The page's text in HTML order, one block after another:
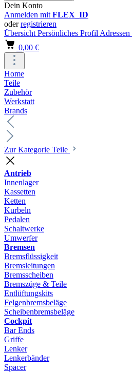
Dein Konto
Anmelden mit FLEX_ID
oderregistrieren
Übersicht Persönliches Profil Adressen
0,00 €
Home
Teile
Zubehör
Werkstatt
Brands
Zur Kategorie Teile
Antrieb
Innenlager
Kassetten
Ketten
Kurbeln
Pedalen
Schaltwerke
Umwerfer
Bremsen
Bremsflüssigkeit
Bremsleitungen
Bremsscheiben
Bremszüge & Teile
Entlüftungskits
Felgenbremsbeläge
Scheibenbremsbeläge
Cockpit
Bar Ends
Griffe
Lenker
Lenkerbänder
Spacer